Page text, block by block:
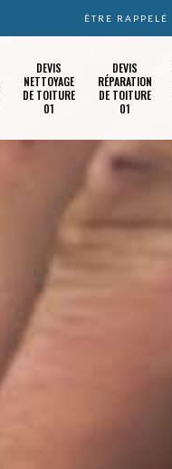
ÊTRE RAPPELÉ
DEVIS
NETTOYAGE
DE TOITURE
01
DEVIS
RÉPARATION
DE TOITURE
01